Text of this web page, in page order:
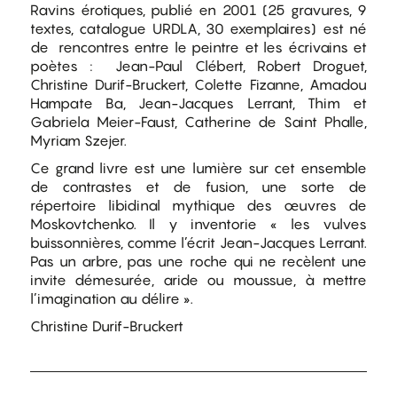
Ravins érotiques, publié en 2001 (25 gravures, 9
textes, catalogue URDLA, 30 exemplaires) est né
de rencontres entre le peintre et les écrivains et
poètes : Jean-Paul Clébert, Robert Droguet,
Christine Durif-Bruckert, Colette Fizanne, Amadou
Hampate Ba, Jean-Jacques Lerrant, Thim et
Gabriela Meier-Faust, Catherine de Saint Phalle,
Myriam Szejer.
Ce grand livre est une lumière sur cet ensemble
de contrastes et de fusion, une sorte de
répertoire libidinal mythique des œuvres de
Moskovtchenko. Il y inventorie « les vulves
buissonnières, comme l’écrit Jean-Jacques Lerrant.
Pas un arbre, pas une roche qui ne recèlent une
invite démesurée, aride ou moussue, à mettre
l’imagination au délire ».
Christine Durif-Bruckert